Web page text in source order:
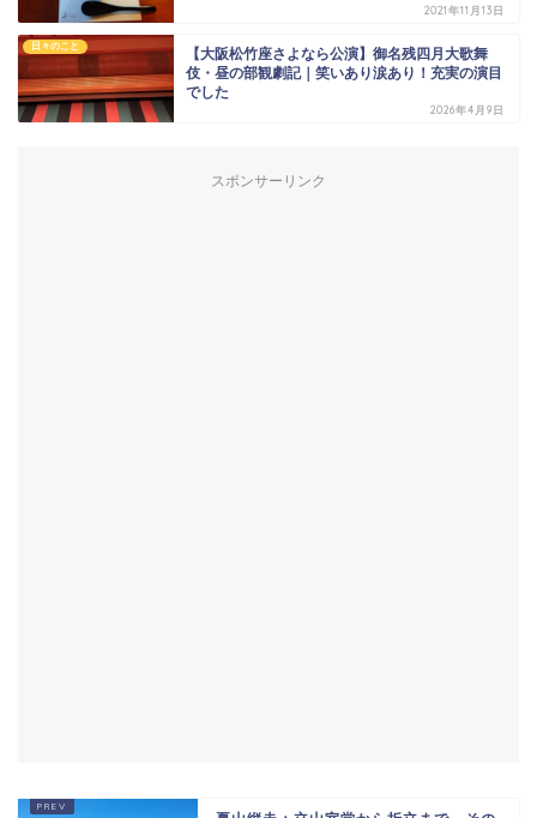
2021年11月13日
日々のこと
【大阪松竹座さよなら公演】御名残四月大歌舞
伎・昼の部観劇記｜笑いあり涙あり！充実の演目
でした
2026年4月9日
スポンサーリンク